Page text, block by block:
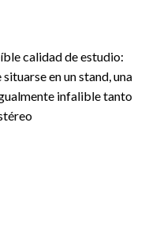
calidad de estudio:
en un stand, una
infalible tanto